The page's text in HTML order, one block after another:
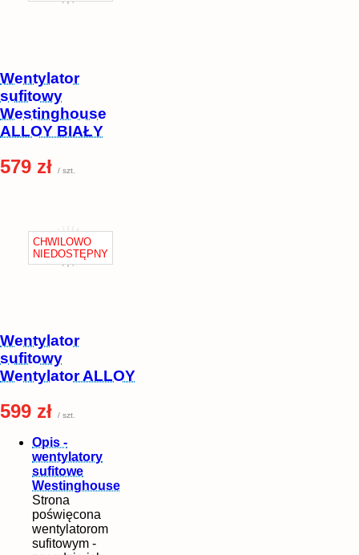
Wentylator
sufitowy
Westinghouse
ALLOY BIAŁY
579 zł / szt.
Wentylator
sufitowy
Wentylator ALLOY
599 zł / szt.
Opis -
wentylatory
sufitowe
Westinghouse
Strona
poświęcona
wentylatorom
sufitowym -